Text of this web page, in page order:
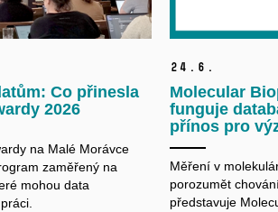
Co přinesla
2026
na Malé Morávce
zaměřený na
mohou data
24. 6.
Molecular
funguje
přínos pro
Měření v
porozumět
představuje